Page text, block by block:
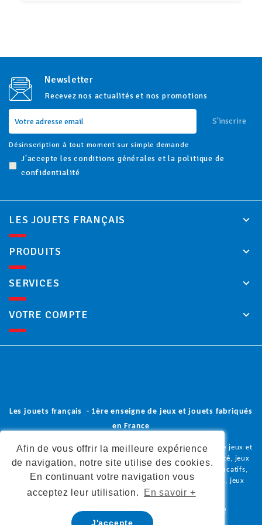
Afin de vous offrir la meilleure expérience
de navigation, notre site utilise des cookies.
En continuant votre navigation vous
acceptez leur utilisation.
En savoir +
J'accepte
Newsletter
Recevez nos actualités et nos promotions
S'inscrire
Désinscription à tout moment sur simple demande
J'accepte les conditions générales et la politique de
confidentialité
LES JOUETS FRANÇAIS
PRODUITS
SERVICES
VOTRE COMPTE
Les jouets français - 1ère enseigne de jeux et jouets fabriqués
en France
Vous trouverez dans notre boutique en ligne une sélection de jeux et
jouets en bois, peluches et doudous, poupées, jeux de société, jeux
coopératifs, jeux de construction, jeux d'imitation, jeux éducatifs,
déguisements, jeux d'éveil, jeux de plein air, loisirs créatifs, jeux
olfactifs, tous fabriqués en France.
Donnez à vos enfants la liberté de grandir autrement !